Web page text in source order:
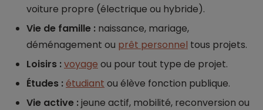
voiture propre (électrique ou hybride).
Vie de famille : naissance, mariage,
déménagement ou prêt personnel tous projets.
Loisirs :voyage ou pour tout type de projet.
Études :étudiant ou élève fonction publique.
Vie active :jeune actif, mobilité, reconversion ou